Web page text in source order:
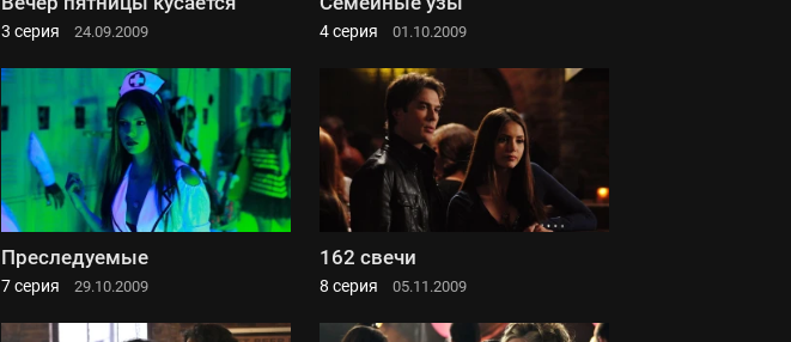
3 серия 24.09.2009 4 серия 01.10.2009
Преследуемые
7 серия 29.10.2009
162 свечи
8 серия 05.11.2009